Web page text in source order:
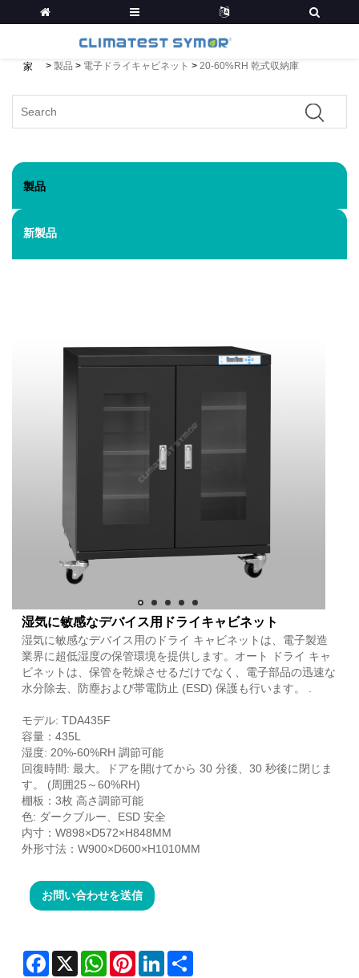
家 > 製品 > 電子ドライキャビネット > 20-60%RH 乾式収納庫
製品
新製品
湿気に敏感なデバイス用ドライキャビネット
湿気に敏感なデバイス用のドライ キャビネットは、電子製造
業界に超低湿度の保管環境を提供します。オート ドライ キャ
ビネットは、保管を乾燥させるだけでなく、電子部品の迅速な
水分除去、防塵および帯電防止 (ESD) 保護も行います。 .
モデル: TDA435F
容量：435L
湿度: 20%-60%RH 調節可能
回復時間: 最大。ドアを開けてから 30 分後、30 秒後に閉じま
す。 (周囲25～60%RH)
棚板：3枚 高さ調節可能
色: ダークブルー、ESD 安全
内寸：W898×D572×H848MM
外形寸法：W900×D600×H1010MM
お問い合わせを送信
Facebook
X WhatsAppPinterestLinkedIn